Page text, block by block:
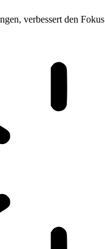
verbessert den Fokus